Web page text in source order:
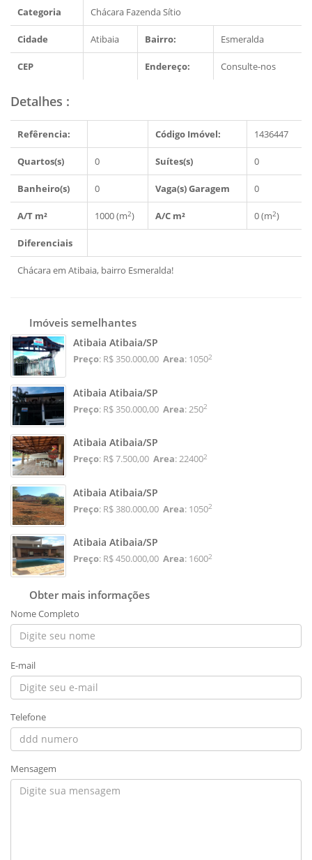
Categoria Chácara Fazenda Sítio
Cidade Atibaia Bairro: Esmeralda
CEP Endereço: Consulte-nos
Detalhes :
Refêrencia: Código Imóvel: 1436447
Quartos(s) 0 Suítes(s) 0
Banheiro(s) 0 Vaga(s) Garagem 0
A/T m² 1000 (m2) A/C m² 0 (m2)
Diferenciais
Chácara em Atibaia, bairro Esmeralda!
Imóveis semelhantes
Atibaia Atibaia/SP
Preço: R$ 350.000,00 Area: 10502
Atibaia Atibaia/SP
Preço: R$ 350.000,00 Area: 2502
Atibaia Atibaia/SP
Preço: R$ 7.500,00 Area: 224002
Atibaia Atibaia/SP
Preço: R$ 380.000,00 Area: 10502
Atibaia Atibaia/SP
Preço: R$ 450.000,00 Area: 16002
Obter mais informações
Nome Completo
E-mail
Telefone
Mensagem